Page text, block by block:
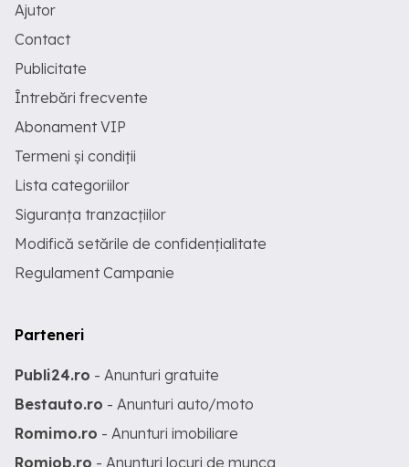
Ajutor
Contact
Publicitate
Întrebări frecvente
Abonament VIP
Termeni și condiții
Lista categoriilor
Siguranța tranzacțiilor
Modifică setările de confidențialitate
Regulament Campanie
Parteneri
Publi24.ro - Anunturi gratuite
Bestauto.ro - Anunturi auto/moto
Romimo.ro - Anunturi imobiliare
Romjob.ro - Anunturi locuri de munca